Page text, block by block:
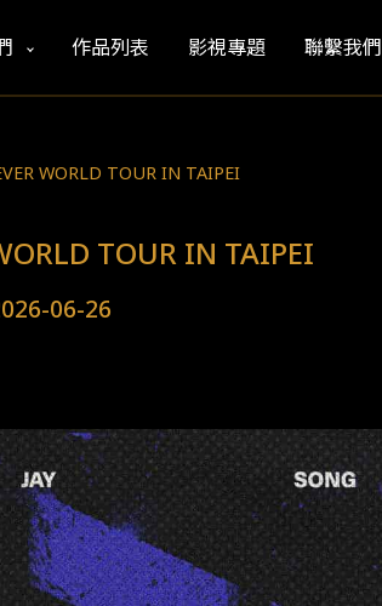
作品列表 影視專題 聯繫我們
WORLD TOUR IN TAIPEI
TOUR IN TAIPEI
06-26